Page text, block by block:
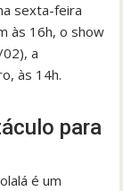
sexta-feira
às 16h, o show
a
às 14h.
para
é um